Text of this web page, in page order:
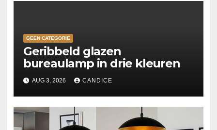
GEEN CATEGORIE
Geribbeld glazen
bureaulamp in drie kleuren
AUG 3, 2026 CANDICE